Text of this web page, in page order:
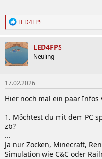
R
k
t
o
n
e
n
:
LED4FPS
LED4FPS
Neuling
17.02.2026
Hier noch mal ein paar
1. Möchtest du mit dem PC
zb?
...
Ja nur Zocken, Minecraft,
Simulation wie C&C oder